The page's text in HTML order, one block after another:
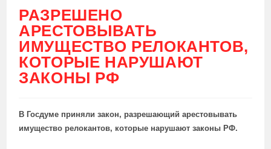
РАЗРЕШЕНО
АРЕСТОВЫВАТЬ
ИМУЩЕСТВО РЕЛОКАНТОВ,
КОТОРЫЕ НАРУШАЮТ
ЗАКОНЫ РФ
В Госдуме приняли закон, разрешающий арестовывать
имущество релокантов, которые нарушают законы РФ.